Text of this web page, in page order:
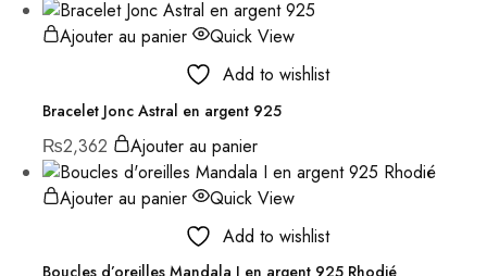
Ajouter au panier
Quick View
Add to wishlist
Bracelet Jonc Astral en argent 925
₨2,362 Ajouter au panier
Ajouter au panier
Quick View
Add to wishlist